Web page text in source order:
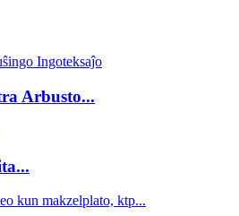
Arbusto...